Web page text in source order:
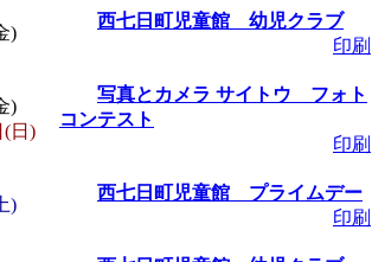
づる号乗車体
づくり」」 受
島地区歴史ウオ
受付期間：～
)
西七日町児童館 幼児クラブ
印刷
)
(日)
写真とカメラ サイトウ フォト
コンテスト
印刷
)
西七日町児童館 プライムデー
印刷